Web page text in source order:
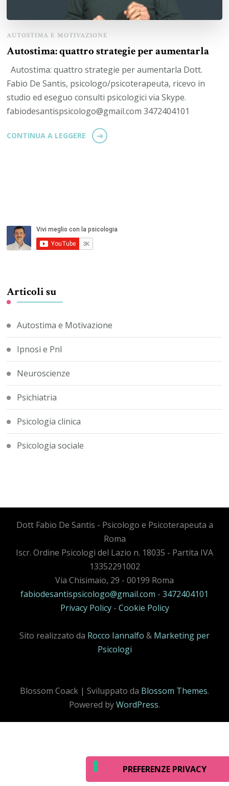
AUTOSTIMA E MOTIVAZIONE
Autostima: quattro strategie per aumentarla
Autostima: quattro strategie per aumentarla Dott.
Fabio De Santis, psicologo/psicoterapeuta, ricevo in
studio ed eseguo consulti psicologici via Skype.
fabiodesantispsicologo@gmail.com 3472404101
CONTINUA A LEGGERE
Articoli su
Autostima e Motivazione
Ipnosi e Pnl
Neuroscienze
Psichiatria
Psicologia clinica
Psicologia sociale
Dott Fabio De Santis - Psicologo e Psicoterapeuta a
Roma
Iscr. Ordine Psicologi del Lazio n. 18035 - Partita IVA
13352291002
Via Chisimaio, 29 - 00199 Roma
fabiodesantispsicologo@gmail.com - 3472404101
Privacy Policy- Cookie Policy
Sito realizzato da Rocco Iannalfo & Marketing per
Psicologi
Blossom Coack | Sviluppato da Blossom Themes.
Powered byWordPress.